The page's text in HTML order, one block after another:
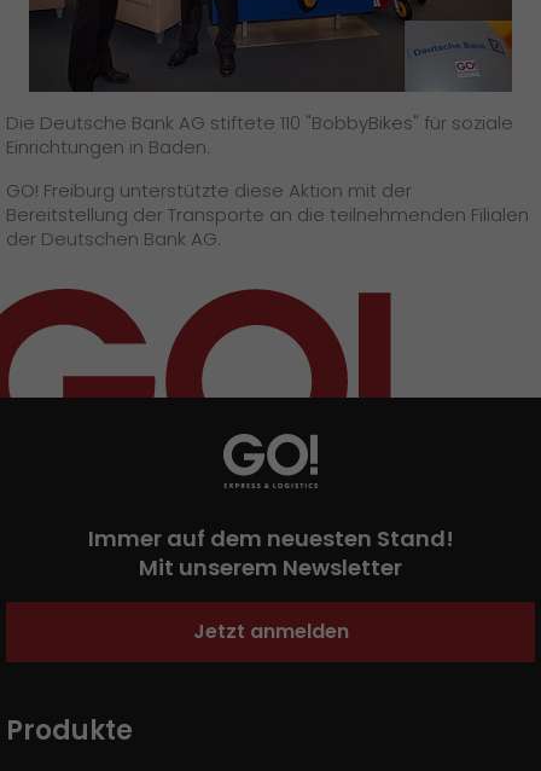
Pressematerial
GO! Pressekontakt
Die Deutsche Bank AG stiftete 110 "BobbyBikes" für soziale
Einrichtungen in Baden.
GO! Freiburg unterstützte diese Aktion mit der
Bereitstellung der Transporte an die teilnehmenden Filialen
der Deutschen Bank AG.
Immer auf dem neuesten Stand!
Mit unserem Newsletter
Jetzt anmelden
Produkte